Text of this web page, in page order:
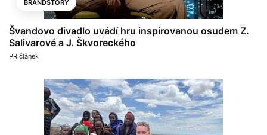
BRANDSTORY
Švandovo divadlo uvádí hru inspirovanou osudem Z.
Salivarové a J. Škvoreckého
PR článek